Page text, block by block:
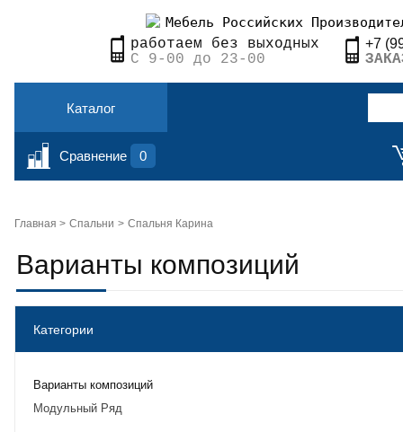
Мебель Российских
работаем без выходных
С 9-00 до 23-00
+7
Каталог
Сравнение 0
Главная > Спальни Спальня Карина
Варианты композиций
Категории
Варианты композиций
Модульный Ряд